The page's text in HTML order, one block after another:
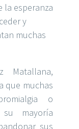
la esperanza
y
muchas
Matallana,
que muchas
o
mayoría
sus